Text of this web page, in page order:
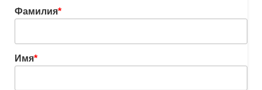
Фамилия*
Имя*